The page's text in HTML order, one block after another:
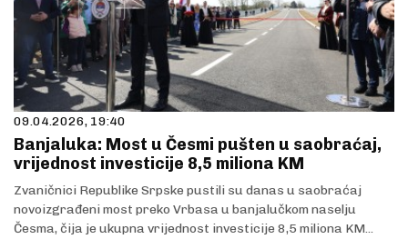
09.04.2026, 19:40
Banjaluka: Most u Česmi pušten u saobraćaj,
vrijednost investicije 8,5 miliona KM
Zvaničnici Republike Srpske pustili su danas u saobraćaj
novoizgrađeni most preko Vrbasa u banjalučkom naselju
Česma, čija je ukupna vrijednost investicije 8,5 miliona KM...